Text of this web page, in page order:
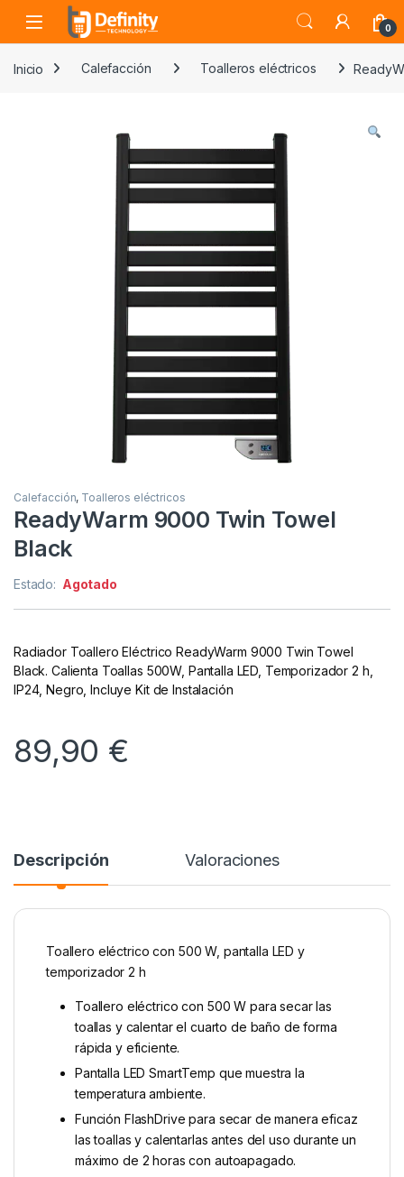
Skip to navigation
Skip to content
Open 0
Inicio Calefacción Toalleros eléctricos
Calefacción, Toalleros eléctricos
ReadyWarm 9000 Twin Towel
Black
Estado: Agotado
Radiador Toallero Eléctrico ReadyWarm 9000 Twin Towel
Black. Calienta Toallas 500W, Pantalla LED, Temporizador 2 h,
IP24, Negro, Incluye Kit de Instalación
89,90 €
Descripción Valoraciones
Toallero eléctrico con 500 W, pantalla LED y
temporizador 2 h
Toallero eléctrico con 500 W para secar las
toallas y calentar el cuarto de baño de forma
rápida y eficiente.
Pantalla LED SmartTemp que muestra la
temperatura ambiente.
Función FlashDrive para secar de manera eficaz
las toallas y calentarlas antes del uso durante un
máximo de 2 horas con autoapagado.